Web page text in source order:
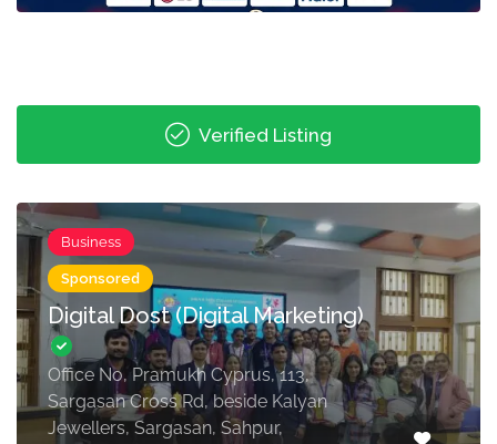
Verified Listing
Business
Sponsored
Digital Dost (Digital Marketing)
Office No, Pramukh Cyprus, 113,
Sargasan Cross Rd, beside Kalyan
Jewellers, Sargasan, Sahpur,